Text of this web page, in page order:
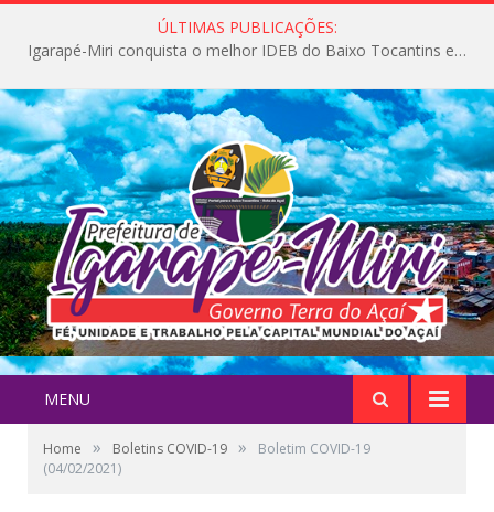
ÚLTIMAS PUBLICAÇÕES:
Igarapé-Miri conquista o melhor IDEB do Baixo Tocantins e avança na qualidade da educação pública
MENU
Home » Boletins COVID-19 »
Boletim COVID-19
(04/02/2021)